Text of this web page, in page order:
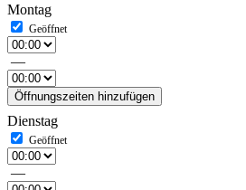
Montag
—
Öffnungszeiten hinzufügen
Dienstag
—